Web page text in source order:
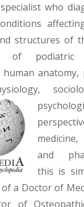
who
structures of
of podiatric
human anatomy,
and
this is
a Doctor of
of